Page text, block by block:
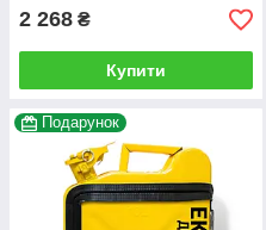
2 268 ₴
Купити
Подарунок